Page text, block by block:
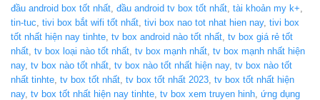
đầu android box tốt nhất đầu android tv box tốt nhất tài khoản my k+
tin-tuc tivi box bắt wifi tốt nhất tivi box nao tot nhat hien nay, tivi box
tốt nhất hiện nay tinhte tv box android nào tốt nhất tv box giá rẻ tốt
nhất tv box loại nào tốt nhất tv box mạnh nhất tv box mạnh nhất hiện
nay, tv box nào tốt nhất tv box nào tốt nhất hiện nay, tv box nào tốt
nhất tinhte tv box tốt nhất tv box tốt nhất 2023 tv box tốt nhất hiện
nay, tv box tốt nhất hiện nay tinhte tv box xem truyen hinh ứng dụng